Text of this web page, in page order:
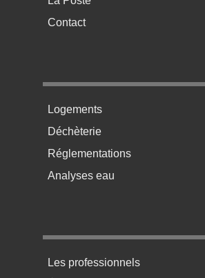
Contact
Menu pratique bas de page 2
Logements
Déchèterie
Réglementations
Analyses eau
Menu pratique bas de page 3
Les professionnels